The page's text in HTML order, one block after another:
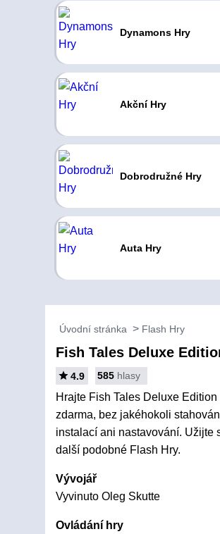
Dynamons Hry
Akční Hry
Dobrodružné Hry
Auta Hry
Úvodní stránka Flash Hry
Fish Tales Deluxe
4.9 585 hlasy
Hrajte Fish Tales Deluxe
zdarma, bez jakéhokoli
instalací ani nastavování. Užijte
další podobné Flash Hry.
Vývojář
Vyvinuto Oleg Skutte
Ovládání hry